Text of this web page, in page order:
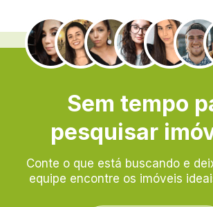
.
Sem tempo
pesquisar
Conte o que está buscando e
equipe encontre os imóveis